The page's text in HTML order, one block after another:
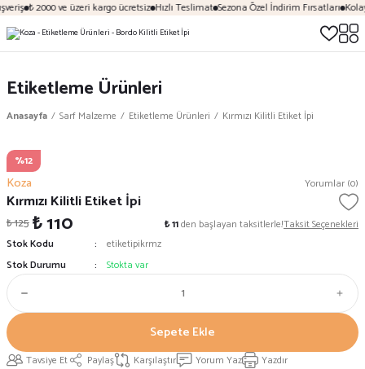
₺ 2000 ve üzeri kargo ücretsiz Hızlı Teslimat Sezona Özel İndirim Fırsatları
Etiketleme Ürünleri
Anasayfa Sarf Malzeme Etiketleme Ürünleri Kırmızı Kilitli Etiket İpi
%12
Koza Yorumlar (0)
Kırmızı Kilitli Etiket İpi
₺ 125₺ 110 ₺ 11den başlayan taksitlerle!Taksit Seçenekleri
Stok Kodu
etiketipikrmz
Stok Durumu
Stokta var
Sepete Ekle
Tavsiye Et Paylaş Karşılaştır Yorum Yaz Yazdır